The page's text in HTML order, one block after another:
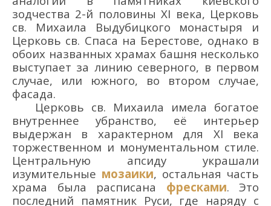
зодчества 2-й половины XI века, Церковь
св. Михаила Выдубицкого монастыря и
Церковь св. Спаса на Берестове, однако в
обоих названных храмах башня несколько
выступает за линию северного, в первом
случае, или южного, во втором случае,
фасада.
Церковь св. Михаила имела богатое
внутреннее убранство, её интерьер
выдержан в характерном для ХI века
торжественном и монументальном стиле.
Центральную апсиду украшали
изумительные мозаики, остальная часть
храма была расписана фресками. Это
последний памятник Руси, где наряду с